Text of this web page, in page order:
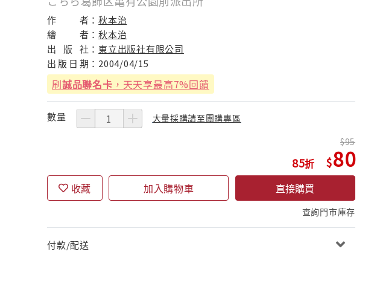
作 者：秋本治
繪
者：秋本治
出
版 社： 東立出版社有限公司
出 版 日 期： 2004/04/15
刷誠品聯名卡 ，天天享最高7%回饋
數量 大量採購請至團購專區
85
95
80
收藏 加入購物車 直接購買
查詢門市庫存
付款/配送